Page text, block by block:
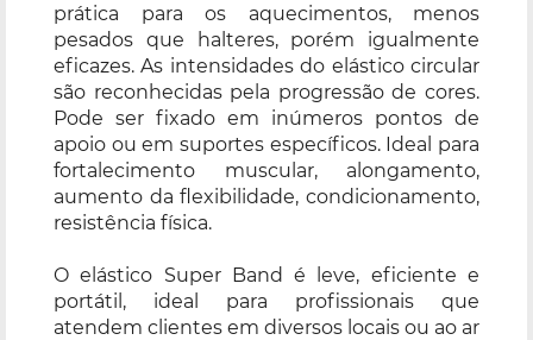
prática para os aquecimentos, menos
pesados que halteres, porém igualmente
eficazes. As intensidades do elástico circular
são reconhecidas pela progressão de cores.
Pode ser fixado em inúmeros pontos de
apoio ou em suportes específicos. Ideal para
fortalecimento muscular, alongamento,
aumento da flexibilidade, condicionamento,
resistência física.
O elástico Super Band é leve, eficiente e
portátil, ideal para profissionais que
atendem clientes em diversos locais ou ao ar